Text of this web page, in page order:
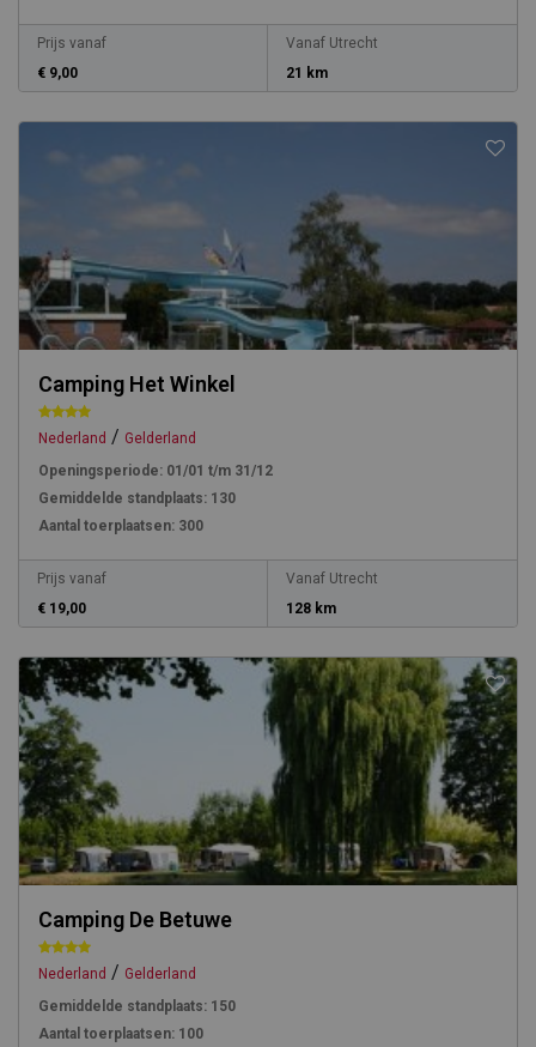
Prijs vanaf
€ 9,00
Vanaf Utrecht
21 km
Camping Het Winkel
Nederland / Gelderland
Openingsperiode: 01/01 t/m 31/12
Gemiddelde standplaats: 130
Aantal toerplaatsen: 300
Prijs vanaf
€ 19,00
Vanaf Utrecht
128 km
Camping De Betuwe
Nederland / Gelderland
Gemiddelde standplaats: 150
Aantal toerplaatsen: 100